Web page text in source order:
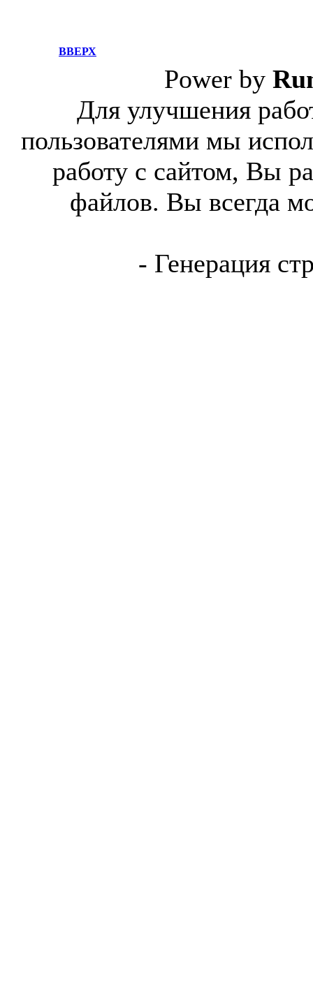
ВВЕРХ
Power by
Для улучшения
пользователями мы
работу с сайтом, Вы
файлов. Вы всегда
- Генерация